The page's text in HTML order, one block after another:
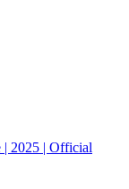
| 2025 | Official